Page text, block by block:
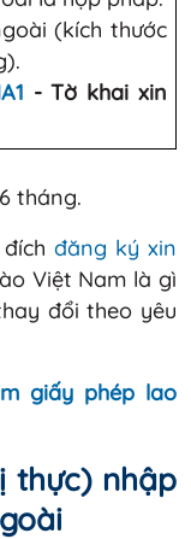
(kích thước
- Tờ khai xin
tháng.
đíchđăng ký xin
Việt Nam là gì
đổi theo yêu
giấy phép lao
thực) nhập